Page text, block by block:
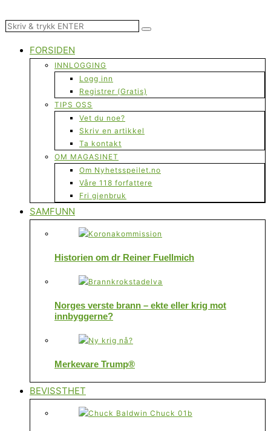
FORSIDEN
INNLOGGING
Logg inn
Registrer (Gratis)
TIPS OSS
Vet du noe?
Skriv en artikkel
Ta kontakt
OM MAGASINET
Om Nyhetsspeilet.no
Våre 118 forfattere
Fri gjenbruk
SAMFUNN
Historien om dr Reiner Fuellmich
Norges verste brann – ekte eller krig mot
innbyggerne?
Merkevare Trump®
BEVISSTHET